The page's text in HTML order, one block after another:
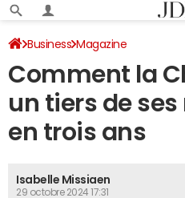
Business Magazine
Comment la
un tiers de
en trois ans
Isabelle Missiaen
29 octobre 2024 17:31